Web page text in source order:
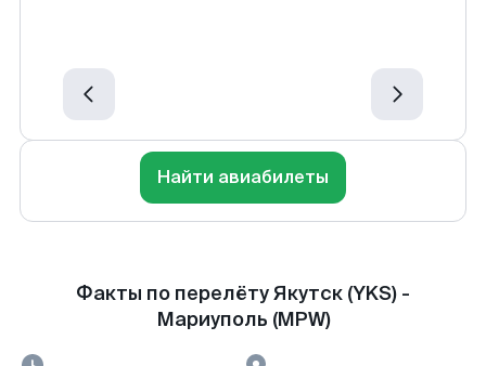
Найти авиабилеты
Факты по перелёту Якутск (YKS) -
Мариуполь (MPW)